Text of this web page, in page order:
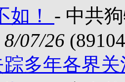
如！ - 中共
07/26
多年各界